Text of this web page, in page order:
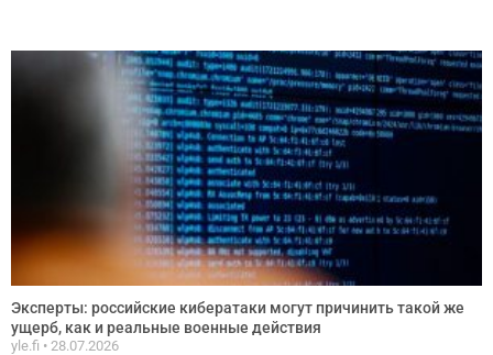
Эксперты: российские кибератаки могут причинить такой же
ущерб, как и реальные военные действия
yle.fi 28.07.2026